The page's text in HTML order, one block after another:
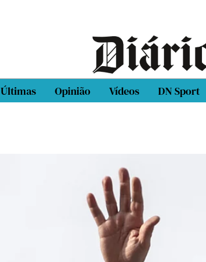
Últimas Opinião Vídeos DN Sport